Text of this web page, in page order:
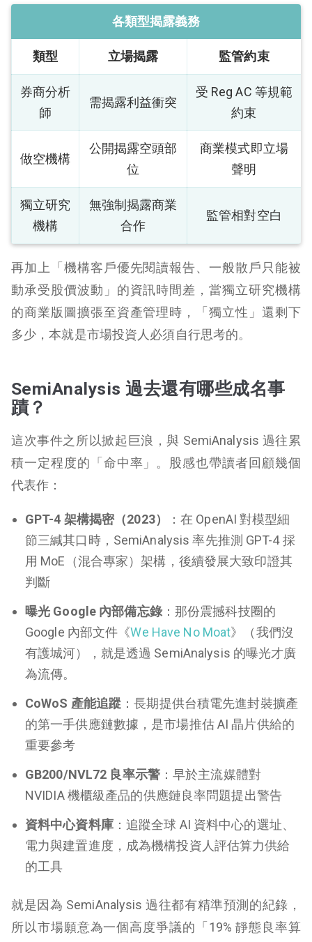
各類型揭露義務
類型 立場揭露 監管約束
券商分析
師
需揭露利益衝突
受 Reg AC 等規範
約束
做空機構
公開揭露空頭部
位
商業模式即立場
聲明
獨立研究
機構
無強制揭露商業
合作
監管相對空白
再加上「機構客戶優先閱讀報告、一般散戶只能被
動承受股價波動」的資訊時間差，當獨立研究機構
的商業版圖擴張至資產管理時，「獨立性」還剩下
多少，本就是市場投資人必須自行思考的。
SemiAnalysis 過去還有哪些成名事
蹟？
這次事件之所以掀起巨浪，與 SemiAnalysis 過往累
積一定程度的「命中率」。股感也帶讀者回顧幾個
代表作：
GPT-4 架構揭密（2023）
：在 OpenAI 對模型細
節三緘其口時，SemiAnalysis 率先推測 GPT-4 採
用 MoE（混合專家）架構，後續發展大致印證其
判斷
曝光 Google 內部備忘錄：那份震撼科技圈的
Google 內部文件《We Have No Moat》（我們沒
有護城河），就是透過 SemiAnalysis 的曝光才廣
為流傳。
CoWoS 產能追蹤 ：長期提供台積電先進封裝擴產
的第一手供應鏈數據，是市場推估 AI 晶片供給的
重要參考
GB200/NVL72 良率示警：早於主流媒體對
NVIDIA 機櫃級產品的供應鏈良率問題提出警告
資料中心資料庫：追蹤全球 AI 資料中心的選址、
電力與建置進度，成為機構投資人評估算力供給
的工具
就是因為 SemiAnalysis 過往都有精準預測的紀錄，
所以市場願意為一個高度爭議的「19% 靜態良率算